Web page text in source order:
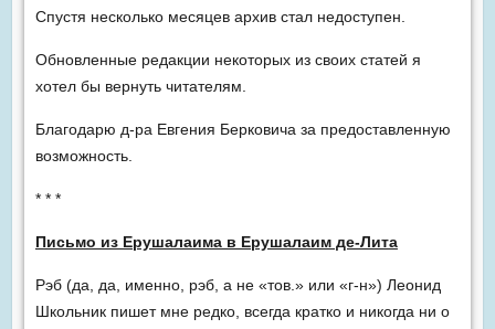
Спустя несколько месяцев архив стал недоступен.
Обновленные редакции некоторых из своих статей я
хотел бы вернуть читателям.
Благодарю д-ра Евгения Берковича за предоставленную
возможность.
* * *
Письмо из Ерушалаима в Ерушалаим де-Лита
Рэб (да, да, именно, рэб, а не «тов.» или «г-н») Леонид
Школьник пишет мне редко, всегда кратко и никогда ни о